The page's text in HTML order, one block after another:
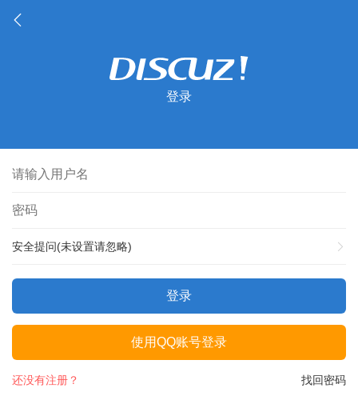
登录
安全提问(未设置请忽略)
登录
使用QQ账号登录
找回密码
还没有注册？